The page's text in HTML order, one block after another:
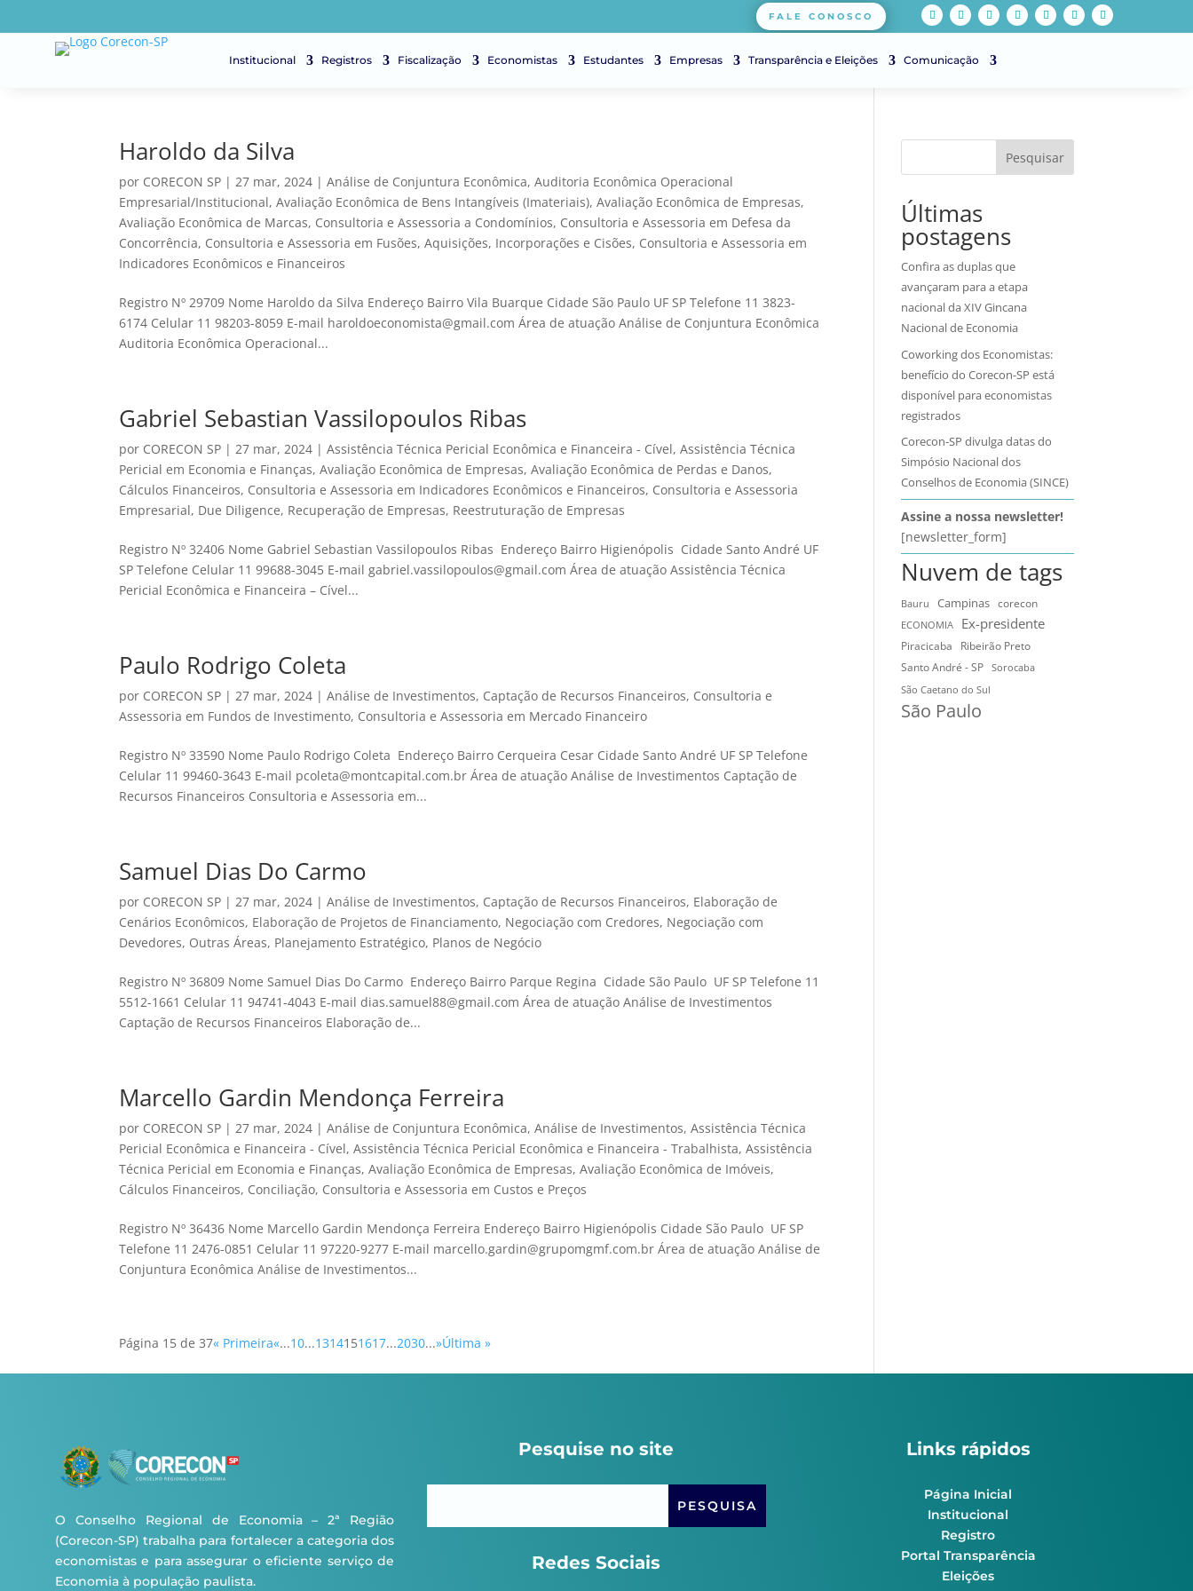
FALE CONOSCO
Institucional Registros Fiscalização Economistas Estudantes Empresas Transparência e Eleições Comunicação
Haroldo da Silva
por CORECON SP |27 mar, 2024 |Análise de Conjuntura Econômica,Auditoria Econômica Operacional
Empresarial/Institucional,Avaliação Econômica de Bens Intangíveis (Imateriais),Avaliação Econômica de Empresas,
Avaliação Econômica de Marcas, Consultoria e Assessoria a Condomínios, Consultoria e Assessoria em Defesa da
Concorrência, Consultoria e Assessoria em Fusões, Aquisições, Incorporações e Cisões, Consultoria e Assessoria em
Indicadores Econômicos e Financeiros
Registro Nº 29709 Nome Haroldo da Silva Endereço Bairro Vila Buarque Cidade São Paulo UF SP Telefone 11 3823-
6174 Celular 11 98203-8059 E-mail haroldoeconomista@gmail.com Área de atuação Análise de Conjuntura Econômica
Auditoria Econômica Operacional...
Gabriel Sebastian Vassilopoulos Ribas
por CORECON SP |27 mar, 2024 |Assistência Técnica Pericial Econômica e Financeira - Cível,Assistência Técnica
Pericial em Economia e Finanças,Avaliação Econômica de Empresas,Avaliação Econômica de Perdas e Danos,
Cálculos Financeiros, Consultoria e Assessoria em Indicadores Econômicos e Financeiros, Consultoria e Assessoria
Empresarial, Due Diligence, Recuperação de Empresas, Reestruturação de Empresas
Registro Nº 32406 Nome Gabriel Sebastian Vassilopoulos Ribas Endereço Bairro Higienópolis Cidade Santo André UF
SP Telefone Celular 11 99688-3045 E-mail gabriel.vassilopoulos@gmail.com Área de atuação Assistência Técnica
Pericial Econômica e Financeira – Cível...
Paulo Rodrigo Coleta
por CORECON SP |27 mar, 2024 |Análise de Investimentos, Captação de Recursos Financeiros, Consultoria e
Assessoria em Fundos de Investimento, Consultoria e Assessoria em Mercado Financeiro
Registro Nº 33590 Nome Paulo Rodrigo Coleta Endereço Bairro Cerqueira Cesar Cidade Santo André UF SP Telefone
Celular 11 99460-3643 E-mail pcoleta@montcapital.com.br Área de atuação Análise de Investimentos Captação de
Recursos Financeiros Consultoria e Assessoria em...
Samuel Dias Do Carmo
por CORECON SP |27 mar, 2024 |Análise de Investimentos, Captação de Recursos Financeiros, Elaboração de
Cenários Econômicos, Elaboração de Projetos de Financiamento, Negociação com Credores, Negociação com
Devedores, Outras Áreas, Planejamento Estratégico, Planos de Negócio
Registro Nº 36809 Nome Samuel Dias Do Carmo Endereço Bairro Parque Regina Cidade São Paulo UF SP Telefone 11
5512-1661 Celular 11 94741-4043 E-mail dias.samuel88@gmail.com Área de atuação Análise de Investimentos
Captação de Recursos Financeiros Elaboração de...
Marcello Gardin Mendonça Ferreira
por CORECON SP |27 mar, 2024 |Análise de Conjuntura Econômica,Análise de Investimentos,Assistência Técnica
Pericial Econômica e Financeira - Cível,Assistência Técnica Pericial Econômica e Financeira - Trabalhista,Assistência
Técnica Pericial em Economia e Finanças,Avaliação Econômica de Empresas,Avaliação Econômica de Imóveis,
Cálculos Financeiros, Conciliação, Consultoria e Assessoria em Custos e Preços
Registro Nº 36436 Nome Marcello Gardin Mendonça Ferreira Endereço Bairro Higienópolis Cidade São Paulo UF SP
Telefone 11 2476-0851 Celular 11 97220-9277 E-mail marcello.gardin@grupomgmf.com.br Área de atuação Análise de
Conjuntura Econômica Análise de Investimentos...
Página 15 de 37« Primeira«...10...1314151617...2030...»Última »
Pesquisar
Últimas
postagens
Confira as duplas que
avançaram para a etapa
nacional da XIV Gincana
Nacional de Economia
Coworking dos Economistas:
benefício do Corecon-SP está
disponível para economistas
registrados
Corecon-SP divulga datas do
Simpósio Nacional dos
Conselhos de Economia (SINCE)
Assine a nossa newsletter!
[newsletter_form]
Nuvem de tags
Bauru Campinas
corecon
ECONOMIA
Ex-presidente
Piracicaba
Ribeirão Preto
Santo André - SP
Sorocaba
São Caetano do Sul
São Paulo
O Conselho Regional de Economia – 2ª Região
(Corecon-SP) trabalha para fortalecer a categoria dos
economistas e para assegurar o eficiente serviço de
Economia à população paulista.
Pesquise no site
Redes Sociais
Links rápidos
Página Inicial
Institucional
Registro
Portal Transparência
Eleições